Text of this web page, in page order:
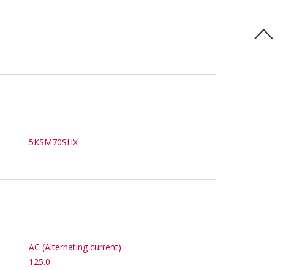
5KSM70SHX
AC (Alternating current)
125.0